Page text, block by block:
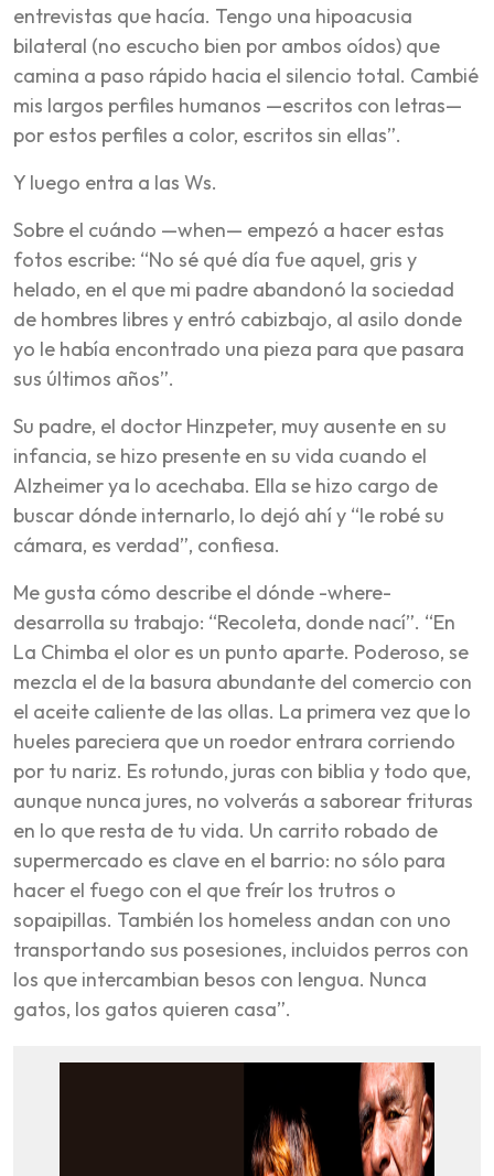
entrevistas que hacía. Tengo una hipoacusia
bilateral (no escucho bien por ambos oídos) que
camina a paso rápido hacia el silencio total. Cambié
mis largos perfiles humanos —escritos con letras—
por estos perfiles a color, escritos sin ellas”.
Y luego entra a las Ws.
Sobre el cuándo —when— empezó a hacer estas
fotos escribe: “No sé qué día fue aquel, gris y
helado, en el que mi padre abandonó la sociedad
de hombres libres y entró cabizbajo, al asilo donde
yo le había encontrado una pieza para que pasara
sus últimos años”.
Su padre, el doctor Hinzpeter, muy ausente en su
infancia, se hizo presente en su vida cuando el
Alzheimer ya lo acechaba. Ella se hizo cargo de
buscar dónde internarlo, lo dejó ahí y “le robé su
cámara, es verdad”, confiesa.
Me gusta cómo describe el dónde -where-
desarrolla su trabajo: “Recoleta, donde nací”. “En
La Chimba el olor es un punto aparte. Poderoso, se
mezcla el de la basura abundante del comercio con
el aceite caliente de las ollas. La primera vez que lo
hueles pareciera que un roedor entrara corriendo
por tu nariz. Es rotundo, juras con biblia y todo que,
aunque nunca jures, no volverás a saborear frituras
en lo que resta de tu vida. Un carrito robado de
supermercado es clave en el barrio: no sólo para
hacer el fuego con el que freír los trutros o
sopaipillas. También los homeless andan con uno
transportando sus posesiones, incluidos perros con
los que intercambian besos con lengua. Nunca
gatos, los gatos quieren casa”.